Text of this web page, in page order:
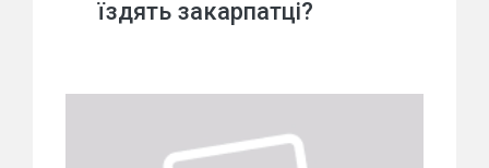
їздять закарпатці?